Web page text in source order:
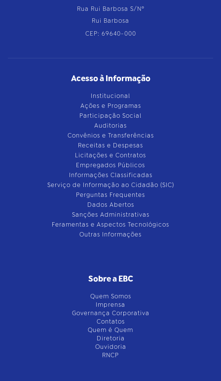
Rua Rui Barbosa S/Nº
Rui Barbosa
CEP: 69640-000
Acesso à Informação
Institucional
Ações e Programas
Participação Social
Auditorias
Convênios e Transferências
Receitas e Despesas
Licitações e Contratos
Empregados Públicos
Informações Classificadas
Serviço de Informação ao Cidadão (SIC)
Perguntas Frequentes
Dados Abertos
Sanções Administrativas
Feramentas e Aspectos Tecnológicos
Outras Informações
Sobre a EBC
Quem Somos
Imprensa
Governança Corporativa
Contatos
Quem é Quem
Diretoria
Ouvidoria
RNCP